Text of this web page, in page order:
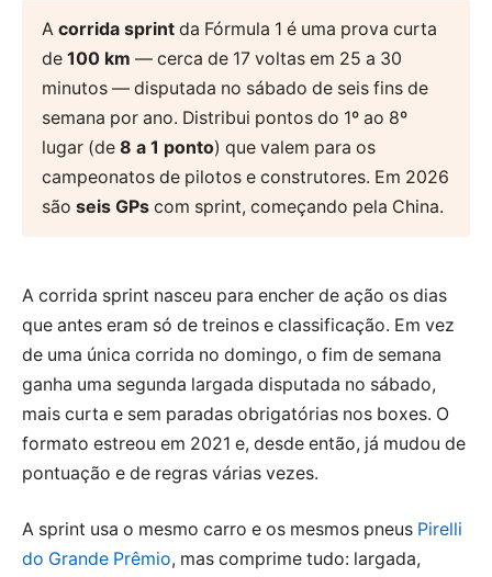
A corrida sprintda Fórmula 1 é uma prova curta
de 100 km — cerca de 17 voltas em 25 a 30
minutos — disputada no sábado de seis fins de
semana por ano. Distribui pontos do 1º ao 8º
lugar (de 8 a 1 ponto) que valem para os
campeonatos de pilotos e construtores. Em 2026
são seis GPscom sprint, começando pela China.
A corrida sprint nasceu para encher de ação os dias
que antes eram só de treinos e classificação. Em vez
de uma única corrida no domingo, o fim de semana
ganha uma segunda largada disputada no sábado,
mais curta e sem paradas obrigatórias nos boxes. O
formato estreou em 2021 e, desde então, já mudou de
pontuação e de regras várias vezes.
A sprint usa o mesmo carro e os mesmos pneus Pirelli
do Grande Prêmio, mas comprime tudo: largada,